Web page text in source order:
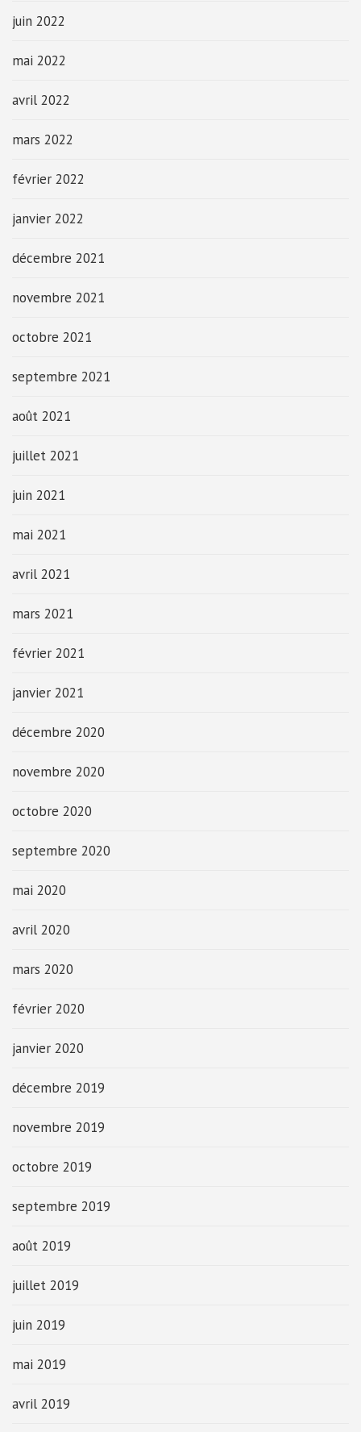
juin 2022
mai 2022
avril 2022
mars 2022
février 2022
janvier 2022
décembre 2021
novembre 2021
octobre 2021
septembre 2021
août 2021
juillet 2021
juin 2021
mai 2021
avril 2021
mars 2021
février 2021
janvier 2021
décembre 2020
novembre 2020
octobre 2020
septembre 2020
mai 2020
avril 2020
mars 2020
février 2020
janvier 2020
décembre 2019
novembre 2019
octobre 2019
septembre 2019
août 2019
juillet 2019
juin 2019
mai 2019
avril 2019